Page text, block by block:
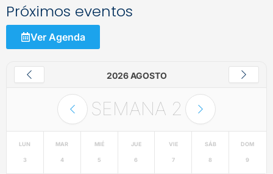
Próximos eventos
Ver Agenda
2026 AGOSTO
SEMANA 2
LUN
3
MAR
4
MIÉ
5
JUE
6
VIE
7
SÁB
8
DOM
9